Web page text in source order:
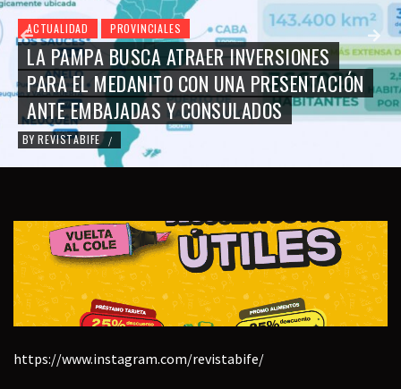
ACTUALIDAD PROVINCIALES
LA PAMPA BUSCA ATRAER INVERSIONES
PARA EL MEDANITO CON UNA PRESENTACIÓN
ANTE EMBAJADAS Y CONSULADOS
BY REVISTABIFE /
https://www.instagram.com/revistabife/